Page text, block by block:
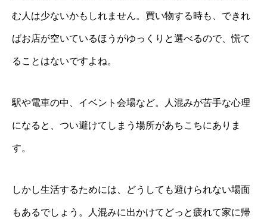
む人は少ないかもしれません。買い物する時も、できれ
ばお店が空いているほうがゆっくりと選べるので、慌て
ることはないですよね。
駅や電車の中、イベント会場など。人混みが苦手な心理
になると、つい避けてしまう場所があちこちにありま
す。
しかし生活するためには、どうしても避けられない場面
もあるでしょう。人混みに出かけてどっと疲れて家に帰